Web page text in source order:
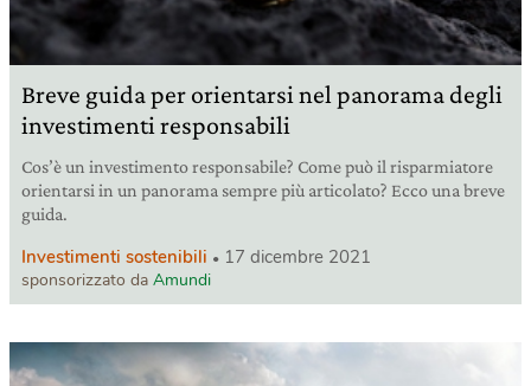
Breve guida per orientarsi nel panorama degli
investimenti responsabili
Cos’è un investimento responsabile? Come può il risparmiatore
orientarsi in un panorama sempre più articolato? Ecco una breve
guida.
Investimenti sostenibili 17 dicembre 2021
sponsorizzato da Amundi